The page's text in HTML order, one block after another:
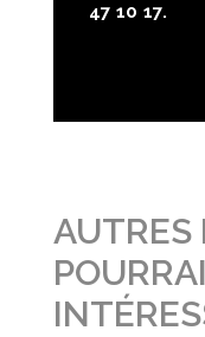
47 10 17.
AUTRES